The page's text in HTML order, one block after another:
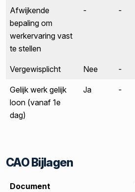
Afwijkende
bepaling om
werkervaring vast
te stellen
- -
Vergewisplicht Nee -
Gelijk werk gelijk
loon (vanaf 1e
dag)
Ja -
CAO Bijlagen
Document